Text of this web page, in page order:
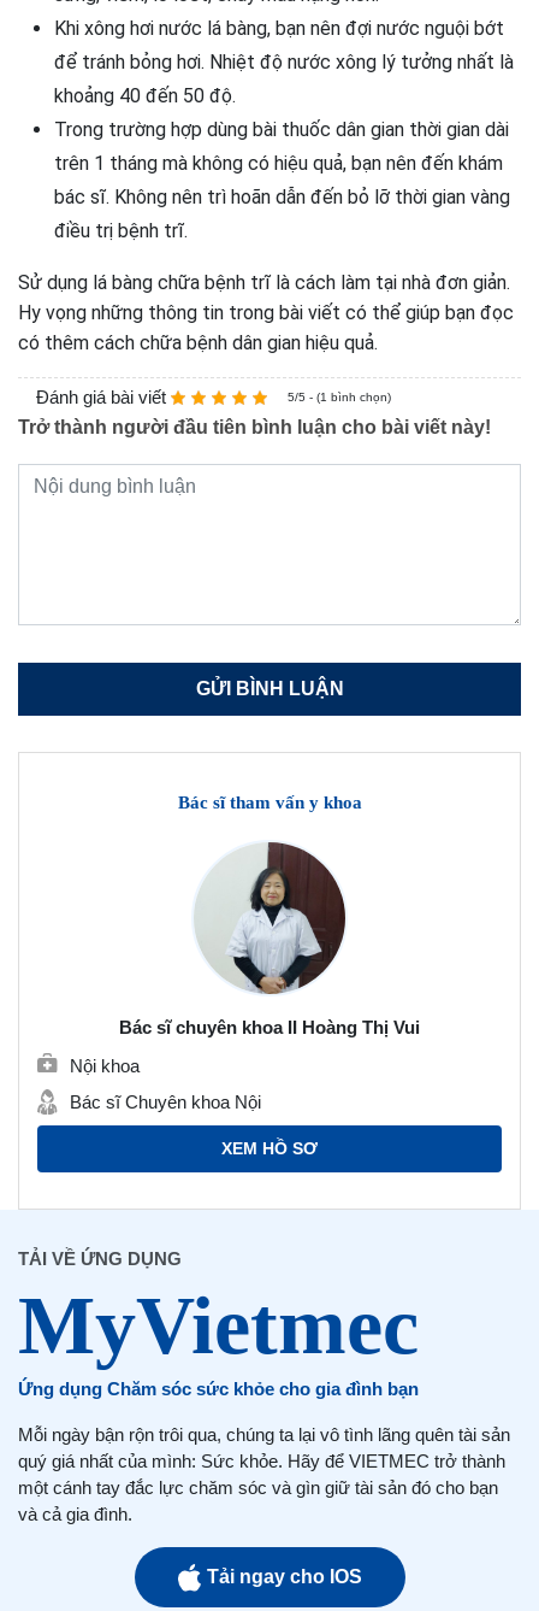
Khi xông hơi nước lá bàng, bạn nên đợi nước nguội bớt
để tránh bỏng hơi. Nhiệt độ nước xông lý tưởng nhất là
khoảng 40 đến 50 độ.
Trong trường hợp dùng bài thuốc dân gian thời gian dài
trên 1 tháng mà không có hiệu quả, bạn nên đến khám
bác sĩ. Không nên trì hoãn dẫn đến bỏ lỡ thời gian vàng
điều trị bệnh trĩ.
Sử dụng lá bàng chữa bệnh trĩ là cách làm tại nhà đơn giản.
Hy vọng những thông tin trong bài viết có thể giúp bạn đọc
có thêm cách chữa bệnh dân gian hiệu quả.
Đánh giá bài viết 5/5 - (1 bình chọn)
Trở thành người đầu tiên bình luận cho bài viết này!
Bác sĩ tham vấn y khoa
Bác sĩ chuyên khoa II Hoàng Thị Vui
Nội khoa
Bác sĩ Chuyên khoa Nội
XEM HỒ SƠ
TẢI VỀ ỨNG DỤNG
Ứng dụng Chăm sóc sức khỏe cho gia đình bạn
Mỗi ngày bận rộn trôi qua, chúng ta lại vô tình lãng quên tài sản
quý giá nhất của mình: Sức khỏe. Hãy để VIETMEC trở thành
một cánh tay đắc lực chăm sóc và gìn giữ tài sản đó cho bạn
và cả gia đình.
Tải ngay cho IOS